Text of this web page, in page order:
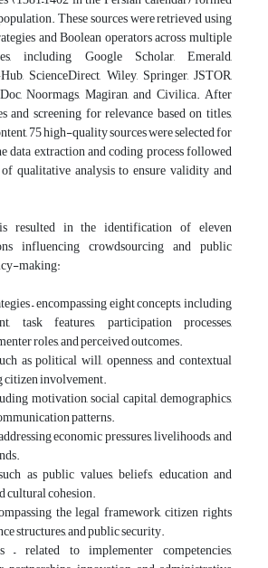
These sources were retrieved using
and Boolean operators across multiple
including Google Scholar, Emerald,
ScienceDirect, Wiley, Springer, JSTOR,
Noormags, Magiran, and Civilica. After
and screening for relevance based on titles,
75 high-quality sources were selected for
data extraction and coding process followed
qualitative analysis to ensure validity and
resulted in the identification of eleven
influencing crowdsourcing and public
making:
– encompassing eight concepts, including
task features, participation processes,
roles, and perceived outcomes.
as political will, openness, and contextual
involvement.
motivation, social capital, demographics,
patterns.
economic pressures, livelihoods, and
as public values, beliefs, education and
cultural cohesion.
the legal framework, citizen rights
structures, and public security.
– related to implementer competencies,